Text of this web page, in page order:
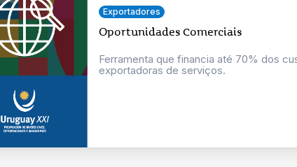
Exportadores
Oportunidades Comerciais
Ferramenta que financia até 70% dos
exportadoras de serviços.